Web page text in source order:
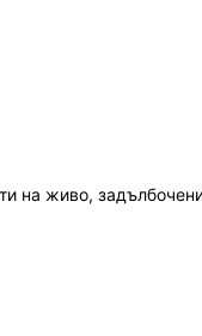
на живо,